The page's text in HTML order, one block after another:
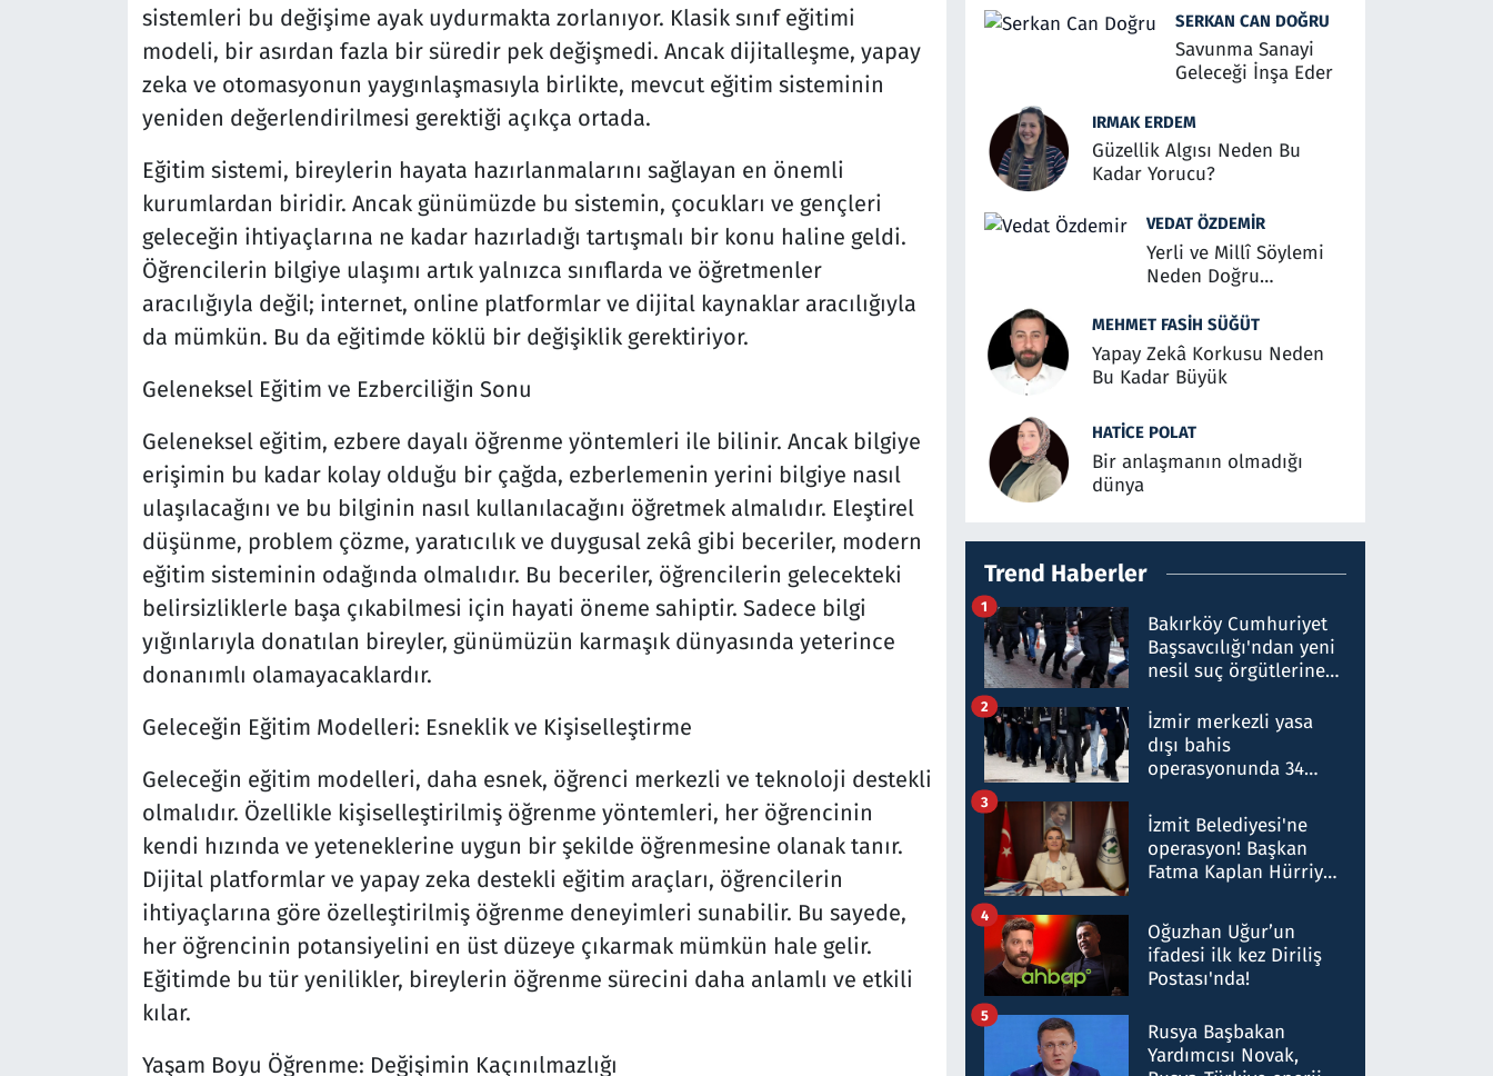
sistemleri bu değişime ayak uydurmakta zorlanıyor. Klasik sınıf eğitimi
modeli, bir asırdan fazla bir süredir pek değişmedi. Ancak dijitalleşme, yapay
zeka ve otomasyonun yaygınlaşmasıyla birlikte, mevcut eğitim sisteminin
yeniden değerlendirilmesi gerektiği açıkça ortada.
Eğitim sistemi, bireylerin hayata hazırlanmalarını sağlayan en önemli
kurumlardan biridir. Ancak günümüzde bu sistemin, çocukları ve gençleri
geleceğin ihtiyaçlarına ne kadar hazırladığı tartışmalı bir konu haline geldi.
Öğrencilerin bilgiye ulaşımı artık yalnızca sınıflarda ve öğretmenler
aracılığıyla değil; internet, online platformlar ve dijital kaynaklar aracılığıyla
da mümkün. Bu da eğitimde köklü bir değişiklik gerektiriyor.
Geleneksel Eğitim ve Ezberciliğin Sonu
Geleneksel eğitim, ezbere dayalı öğrenme yöntemleri ile bilinir. Ancak bilgiye
erişimin bu kadar kolay olduğu bir çağda, ezberlemenin yerini bilgiye nasıl
ulaşılacağını ve bu bilginin nasıl kullanılacağını öğretmek almalıdır. Eleştirel
düşünme, problem çözme, yaratıcılık ve duygusal zekâ gibi beceriler, modern
eğitim sisteminin odağında olmalıdır. Bu beceriler, öğrencilerin gelecekteki
belirsizliklerle başa çıkabilmesi için hayati öneme sahiptir. Sadece bilgi
yığınlarıyla donatılan bireyler, günümüzün karmaşık dünyasında yeterince
donanımlı olamayacaklardır.
Geleceğin Eğitim Modelleri: Esneklik ve Kişiselleştirme
Geleceğin eğitim modelleri, daha esnek, öğrenci merkezli ve teknoloji destekli
olmalıdır. Özellikle kişiselleştirilmiş öğrenme yöntemleri, her öğrencinin
kendi hızında ve yeteneklerine uygun bir şekilde öğrenmesine olanak tanır.
Dijital platformlar ve yapay zeka destekli eğitim araçları, öğrencilerin
ihtiyaçlarına göre özelleştirilmiş öğrenme deneyimleri sunabilir. Bu sayede,
her öğrencinin potansiyelini en üst düzeye çıkarmak mümkün hale gelir.
Eğitimde bu tür yenilikler, bireylerin öğrenme sürecini daha anlamlı ve etkili
kılar.
Yaşam Boyu Öğrenme: Değişimin Kaçınılmazlığı
SERKAN CAN DOĞRU
Savunma Sanayi
Geleceği İnşa Eder
IRMAK ERDEM
Güzellik Algısı Neden Bu
Kadar Yorucu?
VEDAT ÖZDEMIR
Yerli ve Millî Söylemi
Neden Doğru
MEHMET FASIH SÜĞÜT
Yapay Zekâ Korkusu Neden
Bu Kadar Büyük
HATICE POLAT
Bir anlaşmanın olmadığı
dünya
Trend Haberler
Bakırköy Cumhuriyet
Başsavcılığı'ndan yeni
nesil suç örgütlerine
hakkında gözaltı kararı
1
İzmir merkezli yasa
dışı bahis
operasyonunda 34
Milyar liralık para
trafiği tespit edildi
2
İzmit Belediyesi'ne
operasyon! Başkan
Fatma Kaplan Hürriyet
3
Oğuzhan Uğur’un
ifadesi ilk kez Diriliş
Postası'nda!
4
Rusya Başbakan
Yardımcısı Novak,
5